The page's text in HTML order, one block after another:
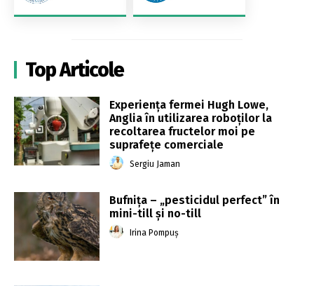
Top Articole
Experiența fermei Hugh Lowe,
Anglia în utilizarea roboților la
recoltarea fructelor moi pe
suprafețe comerciale
Sergiu Jaman
Bufnița – „pesticidul perfect” în
mini-till și no-till
Irina Pompuș